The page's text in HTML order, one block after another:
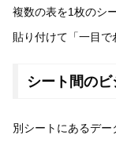
複数の表を1枚のシ
貼り付けて「一目で
シート間の
別シートにあるデ